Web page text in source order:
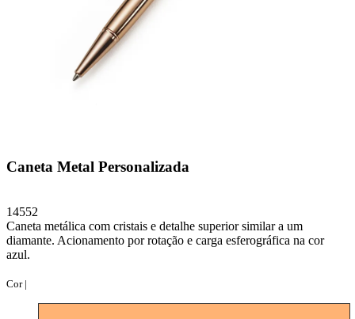
Caneta Metal Personalizada
14552
Caneta metálica com cristais e detalhe superior similar a um
diamante. Acionamento por rotação e carga esferográfica na cor
azul.
Cor |